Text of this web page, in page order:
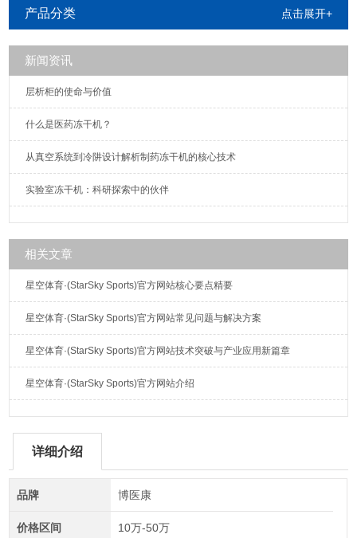
产品分类 点击展开+
新闻资讯
​​层析柜的使命与价值
什么是医药冻干机？​​
从真空系统到冷阱设计解析制药冻干机的核心技术
实验室冻干机：科研探索中的伙伴
相关文章
星空体育·(StarSky Sports)官方网站核心要点精要
星空体育·(StarSky Sports)官方网站常见问题与解决方案
星空体育·(StarSky Sports)官方网站技术突破与产业应用新篇章
星空体育·(StarSky Sports)官方网站介绍
详细介绍
品牌 博医康
价格区间 10万-50万